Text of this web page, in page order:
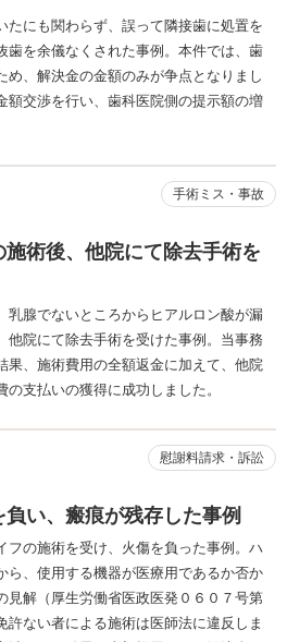
たにも関わらず、誤って隣接歯に処置を
歯を余儀なくされた事例。本件では、歯
め、解決金の金額のみが争点となりまし
額交渉を行い、歯科医院側の提示額の増
手術ミス・事故
術後、他院にて除去手術を
乳腺でないところからヒアルロン酸が漏
他院にて除去手術を受けた事例。当事務
果、施術費用の全額返金に加えて、他院
支払いの獲得に成功しました。
慰謝料請求・訴訟
い、瘢痕が残存した事例
フの施術を受け、火傷を負った事例。ハ
ら、使用する機器が医療用であるか否か
見解（厚生労働省医政医発０６０７号第
許ない者による施術は医師法に違反しま